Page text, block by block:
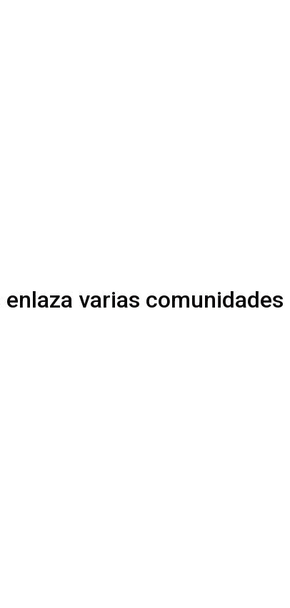
varias comunidades